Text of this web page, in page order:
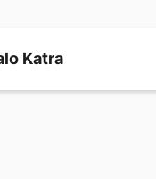
Katra